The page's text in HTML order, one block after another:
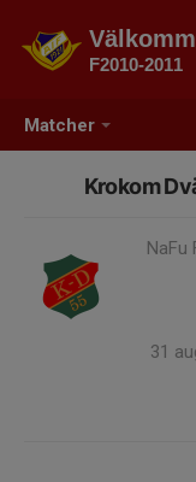
Matcher
F2010-2011
Krokom
NaFu
31